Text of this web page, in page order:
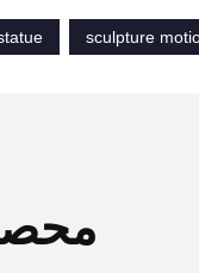
sculpture